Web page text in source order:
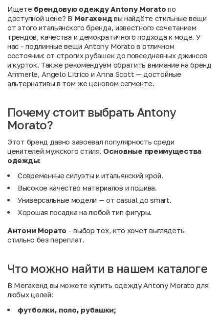
Ищете брендовую одежду Antony Morato по
доступной цене? В Мегахенд вы найдёте стильные вещи
от этого итальянского бренда, известного сочетанием
трендов, качества и демократичного подхода к моде. У
нас - подлинные вещи Antony Morato в отличном
состоянии: от строгих рубашек до повседневных джинсов
и курток. Также рекомендуем обратить внимание набренд
Ammerle, Angelo Litrico и Anna Scott — достойные
альтернативы в том же ценовом сегменте.
Почему стоит выбрать Antony
Morato?
Этот бренд давно завоевал популярность среди
ценителей мужского стиля. Основные преимущества
одежды:
Современные силуэты и итальянский крой.
Высокое качество материалов и пошива.
Универсальные модели — от casual до smart.
Хорошая посадка на любой тип фигуры.
Антони Морато - выбор тех, кто хочет выглядеть
стильно без переплат.
Что можно найти в нашем каталоге
В Мегахенд вы можете купить одежду Antony Morato для
любых целей:
футболки, поло, рубашки;